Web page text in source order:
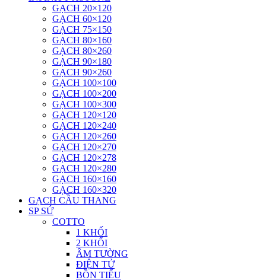
GẠCH 20×120
GẠCH 60×120
GẠCH 75×150
GẠCH 80×160
GẠCH 80×260
GẠCH 90×180
GẠCH 90×260
GẠCH 100×100
GẠCH 100×200
GẠCH 100×300
GẠCH 120×120
GẠCH 120×240
GẠCH 120×260
GẠCH 120×270
GẠCH 120×278
GẠCH 120×280
GẠCH 160×160
GẠCH 160×320
GẠCH CẦU THANG
SP SỨ
COTTO
1 KHỐI
2 KHỐI
ÂM TƯỜNG
ĐIỆN TỬ
BỒN TIỂU